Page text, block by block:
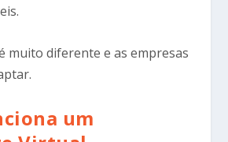
muito diferente e as empresas
um